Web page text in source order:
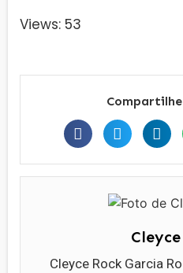
Views: 53
Cleyce Rock Garcia